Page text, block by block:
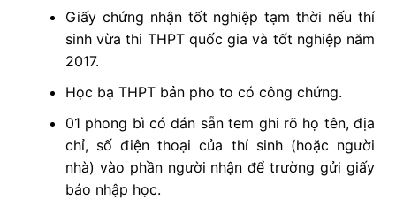
Giấy chứng nhận tốt nghiệp tạm thời nếu thí
sinh vừa thi THPT quốc gia và tốt nghiệp năm
2017.
Học bạ THPT bản pho to có công chứng.
01 phong bì có dán sẵn tem ghi rõ họ tên, địa
chỉ, số điện thoại của thí sinh (hoặc người
nhà) vào phần người nhận để trường gửi giấy
báo nhập học.